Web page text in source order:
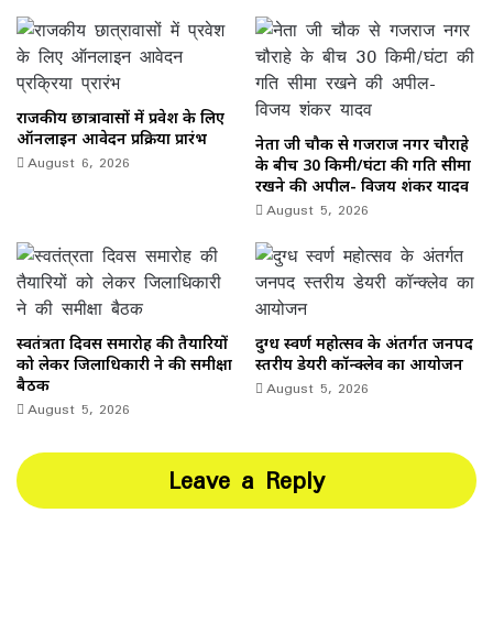
राजकीय छात्रावासों में प्रवेश के लिए
ऑनलाइन आवेदन प्रक्रिया प्रारंभ
August 6, 2026
नेता जी चौक से गजराज नगर चौराहे
के बीच 30 किमी/घंटा की गति सीमा
रखने की अपील- विजय शंकर यादव
August 5, 2026
स्वतंत्रता दिवस समारोह की तैयारियों
को लेकर जिलाधिकारी ने की समीक्षा
बैठक
August 5, 2026
दुग्ध स्वर्ण महोत्सव के अंतर्गत जनपद
स्तरीय डेयरी कॉन्क्लेव का आयोजन
August 5, 2026
Leave a Reply